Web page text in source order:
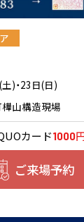
)・23日(日)
山構造現場
カード1000
ご来場予約